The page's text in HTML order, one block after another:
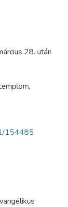
28. után
,
154485